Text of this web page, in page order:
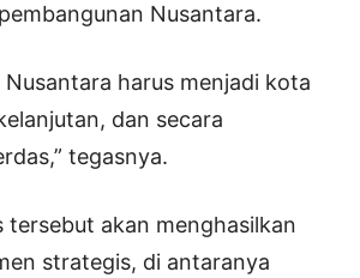
Nusantara.
Nusantara harus menjadi kota
dan secara
tegasnya.
tersebut akan menghasilkan
strategis, di antaranya